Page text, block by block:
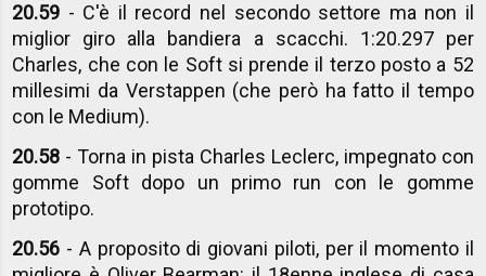
20.59 - C'è il record nel secondo settore ma non il
miglior giro alla bandiera a scacchi. 1:20.297 per
Charles, che con le Soft si prende il terzo posto a 52
millesimi da Verstappen (che però ha fatto il tempo
con le Medium).
20.58 - Torna in pista Charles Leclerc, impegnato con
gomme Soft dopo un primo run con le gomme
prototipo.
20.56 - A proposito di giovani piloti, per il momento il